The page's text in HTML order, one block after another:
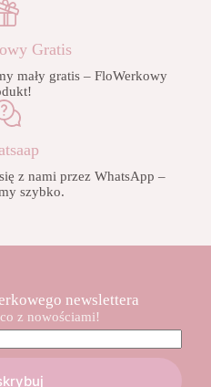
Gratis
mały gratis – FloWerkowy
z nami przez WhatsApp –
szybko.
newslettera
z nowościami!